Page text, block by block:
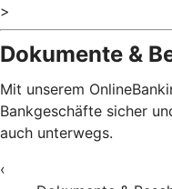
>
Dokumente &
Mit unserem
Bankgeschäfte sicher
auch unterwegs.
‹